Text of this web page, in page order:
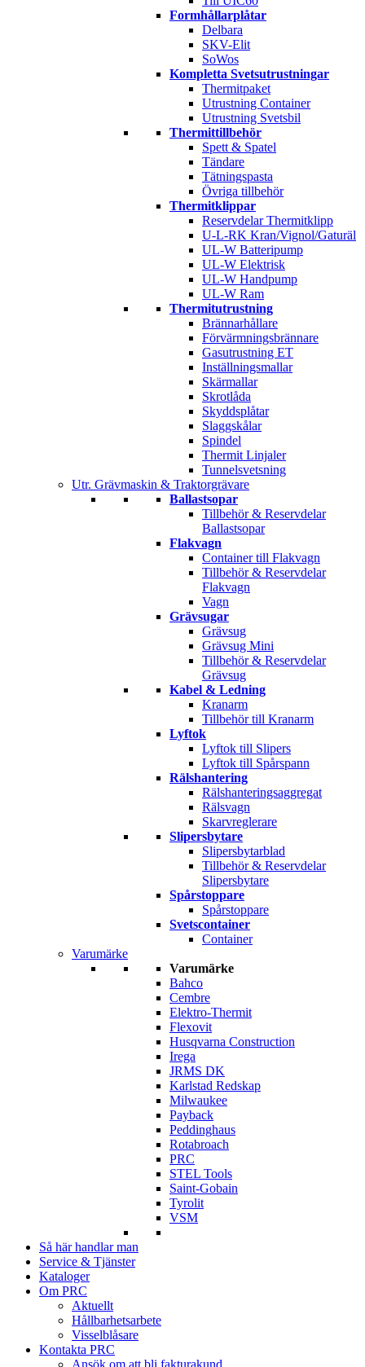
Formhållarplåtar
Delbara
SKV-Elit
SoWos
Kompletta Svetsutrustningar
Thermitpaket
Utrustning Container
Utrustning Svetsbil
Thermittillbehör
Spett & Spatel
Tändare
Tätningspasta
Övriga tillbehör
Thermitklippar
Reservdelar Thermitklipp
U-L-RK Kran/Vignol/Gaturäl
UL-W Batteripump
UL-W Elektrisk
UL-W Handpump
UL-W Ram
Thermitutrustning
Brännarhållare
Förvärmningsbrännare
Gasutrustning ET
Inställningsmallar
Skärmallar
Skrotlåda
Skyddsplåtar
Slaggskålar
Spindel
Thermit Linjaler
Tunnelsvetsning
Utr. Grävmaskin & Traktorgrävare
Ballastsopar
Tillbehör & Reservdelar
Ballastsopar
Flakvagn
Container till Flakvagn
Tillbehör & Reservdelar
Flakvagn
Vagn
Grävsugar
Grävsug
Grävsug Mini
Tillbehör & Reservdelar
Grävsug
Kabel & Ledning
Kranarm
Tillbehör till Kranarm
Lyftok
Lyftok till Slipers
Lyftok till Spårspann
Rälshantering
Rälshanteringsaggregat
Rälsvagn
Skarvreglerare
Slipersbytare
Slipersbytarblad
Tillbehör & Reservdelar
Slipersbytare
Spårstoppare
Spårstoppare
Svetscontainer
Container
Varumärke
Varumärke
Bahco
Cembre
Elektro-Thermit
Flexovit
Husqvarna Construction
Irega
JRMS DK
Karlstad Redskap
Milwaukee
Payback
Peddinghaus
Rotabroach
PRC
STEL Tools
Saint-Gobain
Tyrolit
VSM
Så här handlar man
Service & Tjänster
Kataloger
Om PRC
Aktuellt
Hållbarhetsarbete
Visselblåsare
Kontakta PRC
Ansök om att bli fakturakund